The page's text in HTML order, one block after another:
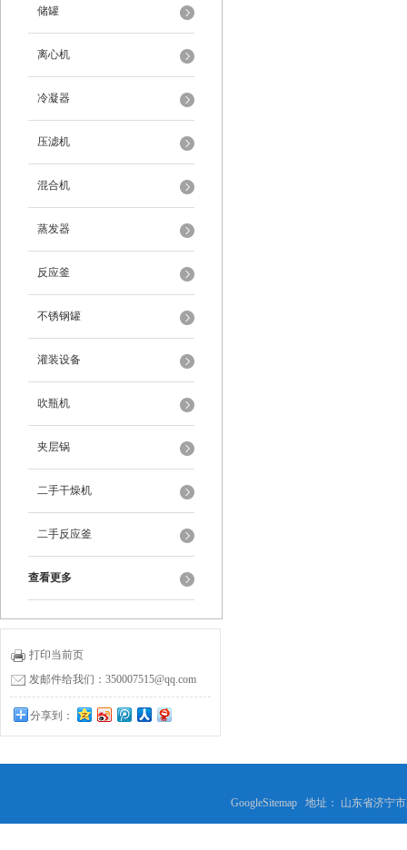
储罐
离心机
冷凝器
压滤机
混合机
蒸发器
反应釜
不锈钢罐
灌装设备
吹瓶机
夹层锅
二手干燥机
二手反应釜
查看更多
打印当前页
发邮件给我们：350007515@qq.com
分享到：
0
GoogleSitemap 地址： 山东省济宁